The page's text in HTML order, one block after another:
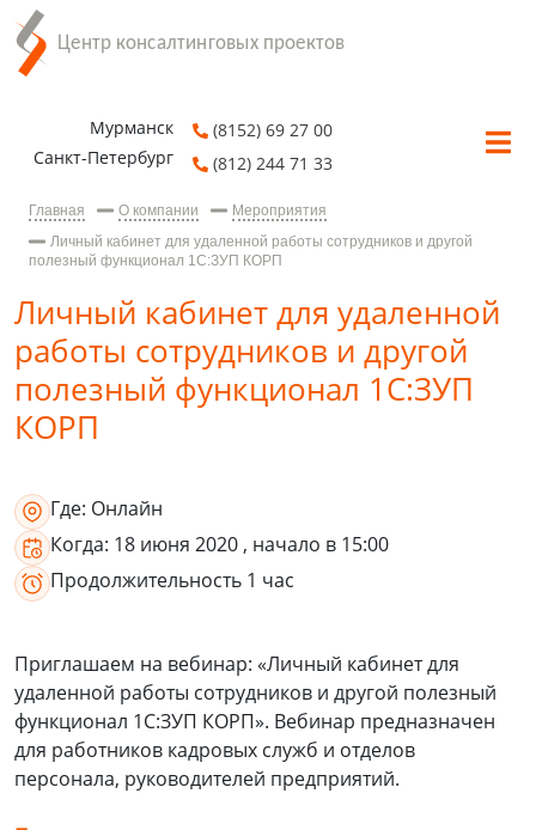
Мурманск
Санкт-Петербург
(8152) 69 27 00
(812) 244 71 33
Главная О компании
Мероприятия
Личный кабинет для удаленной работы сотрудников и другой
полезный функционал 1С:ЗУП КОРП
Личный кабинет для удаленной
работы сотрудников и другой
полезный функционал 1С:ЗУП
КОРП
Где: Онлайн
Когда: 18 июня 2020 , начало в 15:00
Продолжительность 1 час
Приглашаем на вебинар: «Личный кабинет для
удаленной работы сотрудников и другой полезный
функционал 1С:ЗУП КОРП». Вебинар предназначен
для работников кадровых служб и отделов
персонала, руководителей предприятий.